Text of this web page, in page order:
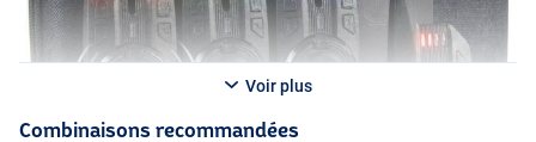
Voir plus
Combinaisons recommandées